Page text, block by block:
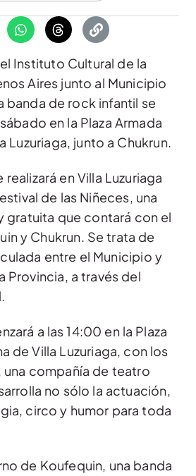
Instituto Cultural de la
Aires junto al Municipio
banda de rock infantil se
en la Plaza Armada
Luzuriaga, junto a Chukrun.
en Villa Luzuriaga
de las Niñeces, una
gratuita que contará con el
y Chukrun. Se trata de
entre el Municipio y
Provincia, a través del
a las 14:00 en la Plaza
de Villa Luzuriaga, con los
una compañía de teatro
no sólo la actuación,
circo y humor para toda
de Koufequin, una banda